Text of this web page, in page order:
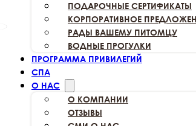
ПОДАРОЧНЫЕ СЕРТИФИКАТЫ
КОРПОРАТИВНОЕ
РАДЫ ВАШЕМУ ПИТОМЦУ
ВОДНЫЕ ПРОГУЛКИ
ПРОГРАММА ПРИВИЛЕГИЙ
СПА
О НАС
О КОМПАНИИ
ОТЗЫВЫ